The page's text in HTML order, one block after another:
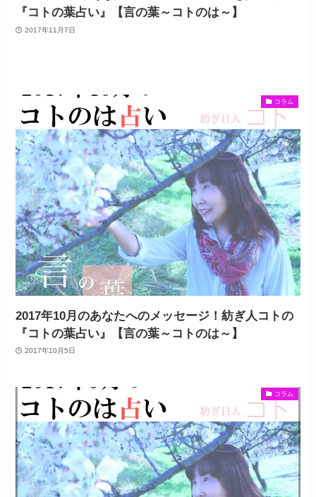
『コトの葉占い』【言の葉～コトのは～】
2017年11月7日
コラム
2017年10月のあなたへのメッセージ！紡ぎ人コトの
『コトの葉占い』【言の葉～コトのは～】
2017年10月5日
コラム